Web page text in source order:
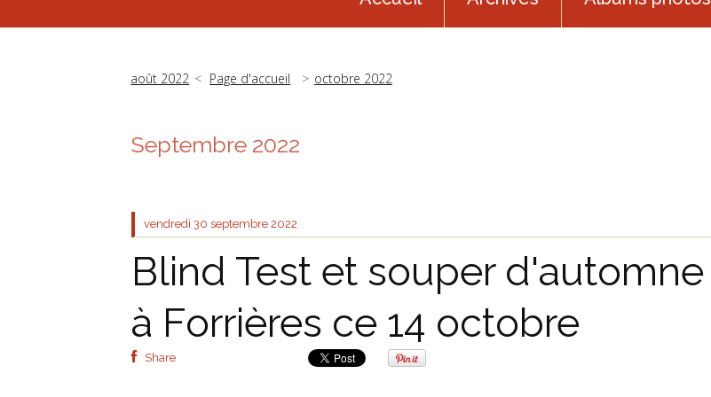
août 2022 Page d'accueil octobre 2022
Septembre 2022
vendredi 30 septembre 2022
Blind Test et souper d'automne
à Forrières ce 14 octobre
Share